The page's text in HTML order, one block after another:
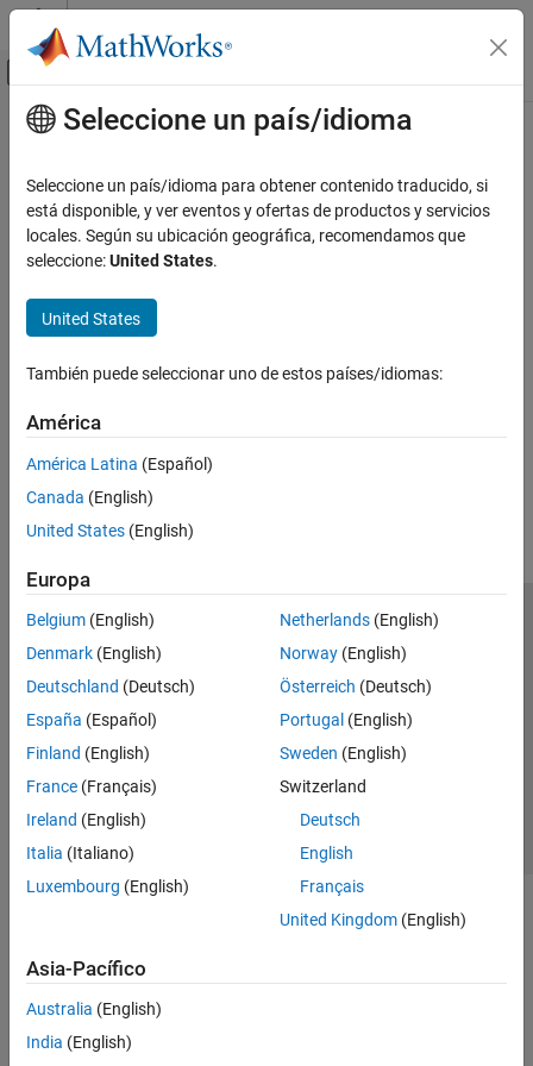
Saltar al contenido
Mostrar/ocultar menú de navegación
Inicio de Documentación
Contenido principal
How useful was this information?
Seleccione un país/idioma
Seleccione un país/idioma para obtener contenido traducido, si
está disponible, y ver eventos y ofertas de productos y servicios
locales. Según su ubicación geográfica, recomendamos que
seleccione:United States.
United States
También puede seleccionar uno de estos países/idiomas:
América
América Latina (Español)
Canada (English)
United States (English)
Europa
Belgium (English)
Denmark (English)
Deutschland (Deutsch)
España (Español)
Finland (English)
France (Français)
Ireland (English)
Italia (Italiano)
Luxembourg (English)
Netherlands(English)
Norway(English)
Österreich (Deutsch)
Portugal (English)
Sweden (English)
Switzerland
Deutsch
English
Français
United Kingdom(English)
Asia-Pacífico
Australia (English)
India (English)
Centro de confianza
Marcas comerciales
Política de privacidad
Antipiratería
Estado de las aplicaciones
Información de contacto
© 1994-2026 The MathWorks, Inc.